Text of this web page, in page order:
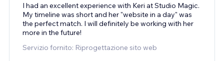
I had an excellent experience with Keri at Studio Magic.
My timeline was short and her "website in a day" was
the perfect match. I will definitely be working with her
more in the future!
Servizio fornito: Riprogettazione sito web